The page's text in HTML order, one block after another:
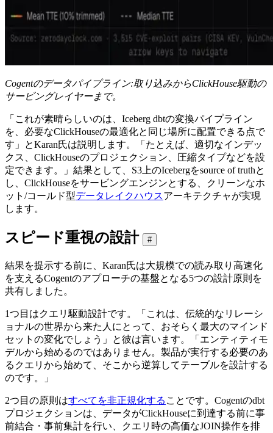
Cogentのデータパイプライン:取り込みからClickHouse駆動の
サービングレイヤーまで。
「これが素晴らしいのは、Iceberg dbtの変換パイプライン
を、必要なClickHouseの最適化と同じ場所に配置できる点で
す」とKaran氏は説明します。「たとえば、適切なインデッ
クス、ClickHouseのプロジェクション、圧縮タイプなどを設
定できます。」結果として、S3上のIcebergをsource of truthと
し、ClickHouseをサービングエンジンとする、クリーンなホ
ット/コールド型データレイクハウスアーキテクチャが実現
します。
スピード重視の設計 #
結果を提示する前に、Karan氏は大規模での読み取り高速化
を支えるCogentのアプローチの基盤となる5つの設計原則を
共有しました。
1つ目はクエリ駆動設計です。「これは、伝統的なリレーシ
ョナルの世界から来た人にとって、おそらく最大のマインド
セットの変化でしょう」と彼は言います。「エンティティモ
デルから始めるのではありません。製品が実行する必要のあ
るクエリから始めて、そこから逆算してテーブルを設計する
のです。」
2つ目の原則はすべてを非正規化する ことです。Cogentのdbt
プロジェクションは、データがClickHouseに到達する前に事
前結合・事前集計を行い、クエリ時の高価なJOIN操作を排